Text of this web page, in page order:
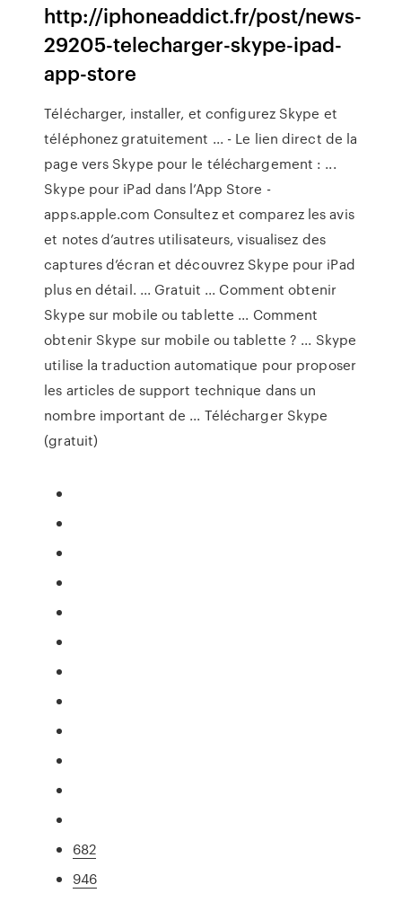
http://iphoneaddict.fr/post/news-
29205-telecharger-skype-ipad-
app-store
Télécharger, installer, et configurez Skype et
téléphonez gratuitement ... - Le lien direct de la
page vers Skype pour le téléchargement : ...
‎Skype pour iPad dans l’App Store -
apps.apple.com ‎Consultez et comparez les avis
et notes d’autres utilisateurs, visualisez des
captures d’écran et découvrez Skype pour iPad
plus en détail. ... Gratuit ... Comment obtenir
Skype sur mobile ou tablette ... Comment
obtenir Skype sur mobile ou tablette ? ... Skype
utilise la traduction automatique pour proposer
les articles de support technique dans un
nombre important de ... Télécharger Skype
(gratuit)
682
946